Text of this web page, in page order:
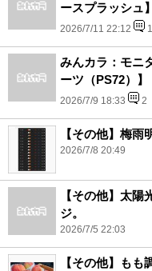
ースプラッシュ】
2026/7/11 22:12 1
みんカラ：モニ
ーツ（PS72）】
2026/7/9 18:33 2
【その他】梅
2026/7/8 20:49
【その他】太
ジ。
2026/7/5 22:03
【その他】もも